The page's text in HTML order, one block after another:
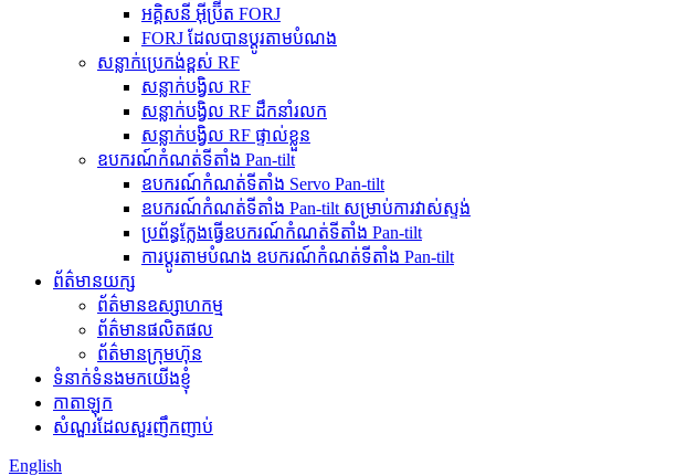
អគ្គិសនី អ៊ីប្រ៊ីត FORJ
FORJ ដែលបានប្ដូរតាមបំណង
សន្លាក់ប្រេកង់ខ្ពស់ RF
សន្លាក់បង្វិល RF
សន្លាក់បង្វិល RF ដឹកនាំរលក
សន្លាក់បង្វិល RF ផ្ទាល់ខ្លួន
ឧបករណ៍កំណត់ទីតាំង Pan-tilt
ឧបករណ៍កំណត់ទីតាំង Servo Pan-tilt
ឧបករណ៍កំណត់ទីតាំង Pan-tilt សម្រាប់ការវាស់ស្ទង់
ប្រព័ន្ធក្លែងធ្វើឧបករណ៍កំណត់ទីតាំង Pan-tilt
ការប្ដូរតាមបំណង ឧបករណ៍កំណត់ទីតាំង Pan-tilt
ព័ត៌មានយក្ស
ព័ត៌មានឧស្សាហកម្ម
ព័ត៌មានផលិតផល
ព័ត៌មានក្រុមហ៊ុន
ទំនាក់ទំនងមកយើងខ្ញុំ
កាតាឡុក
សំណួរដែលសួរញឹកញាប់
English